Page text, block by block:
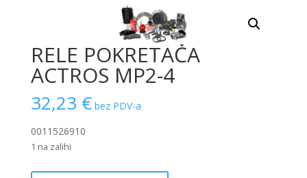
RELE POKRETAČA
ACTROS MP2-4
32,23 € bez PDV-a
0011526910
1 na zalihi